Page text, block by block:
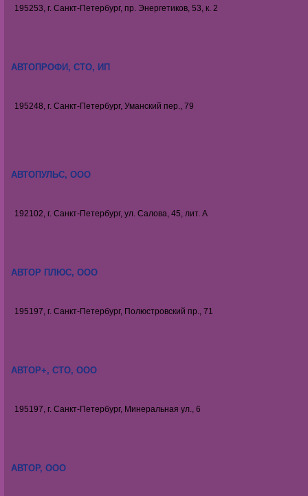
195253, г. Санкт-Петербург, пр. Энергетиков, 53, к. 2
АВТОПРОФИ, СТО, ИП
195248, г. Санкт-Петербург, Уманский пер., 79
АВТОПУЛЬС, ООО
192102, г. Санкт-Петербург, ул. Салова, 45, лит. А
АВТОР ПЛЮС, ООО
195197, г. Санкт-Петербург, Полюстровский пр., 71
АВТОР+, СТО, ООО
195197, г. Санкт-Петербург, Минеральная ул., 6
АВТОР, ООО